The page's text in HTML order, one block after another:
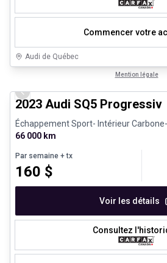
Commencer votre
Audi de Québec
Mention légale
Véhicules d'occasion certifiés
Previous slide
2023 Audi SQ5 Progressiv
Échappement Sport- Intérieur
66 000 km
Par semaine + tx
160 $
Voir les détails
Consultez